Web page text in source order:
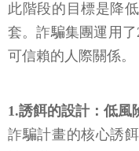
此階段的目標是降
套。詐騙集團運用
可信賴的人際關係。
1.誘餌的設計：低風
詐騙計畫的核心誘